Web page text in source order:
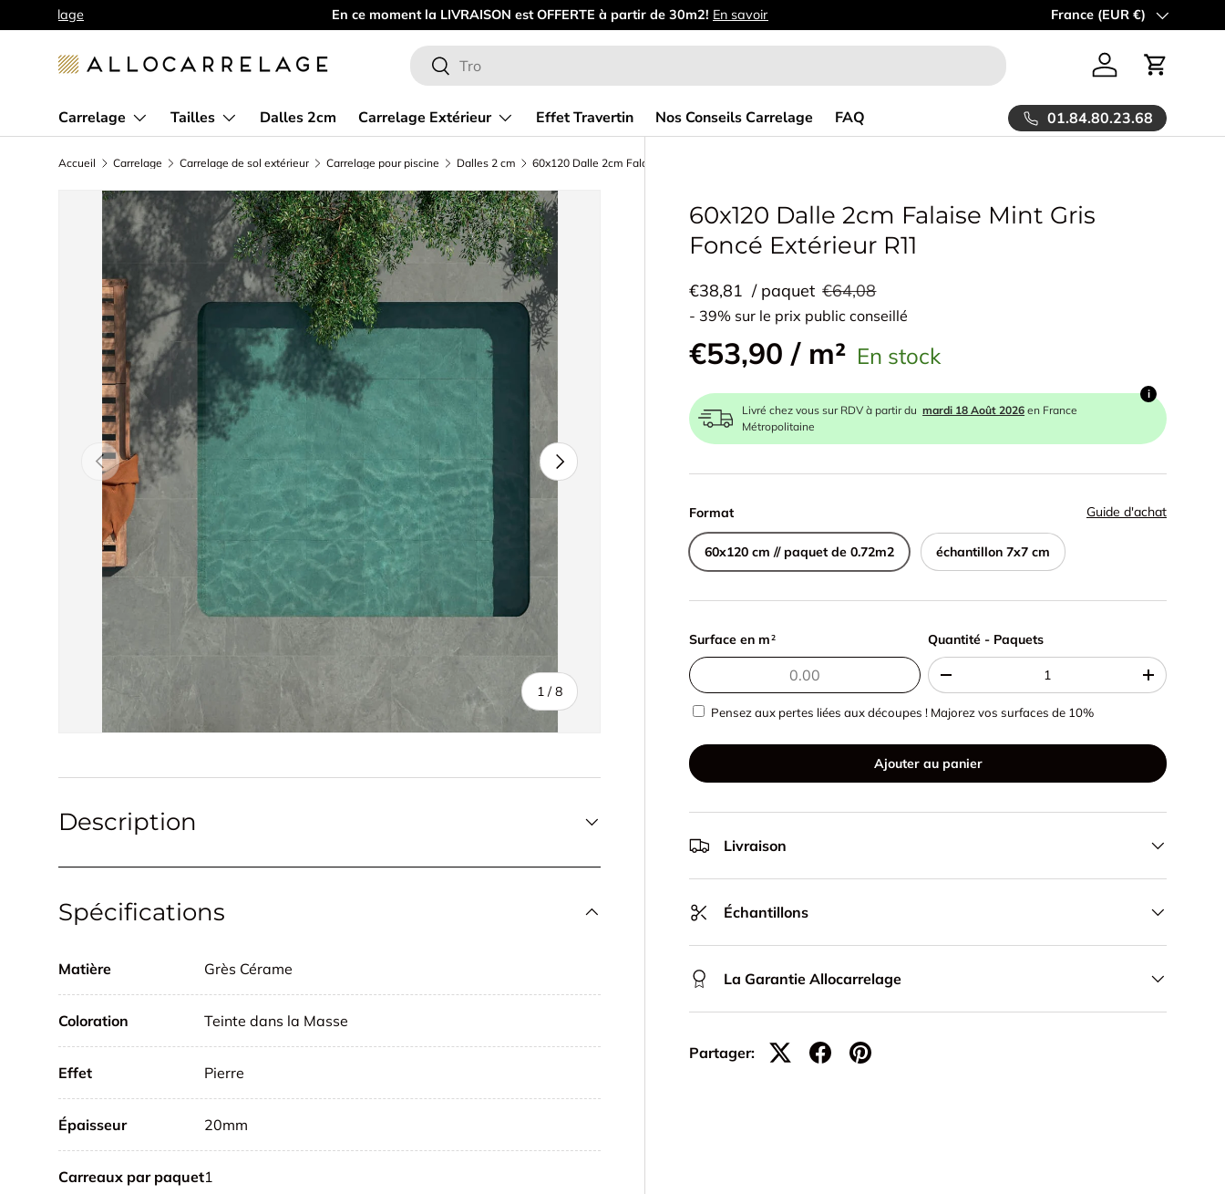
Aller au contenu
E-commerce Français 🇫🇷 Spécialiste de la vente en ligne de
Pays
France (EUR €)
Recherche
Rechercher
Se connecter
Panier
Carrelage Tailles Dalles 2cm Carrelage Extérieur Effet Travertin Nos Conseils Carrelage FAQ 01.84.80.23.68
Accueil Carrelage Carrelage de sol extérieur Carrelage pour piscine Dalles 2 cm
Précédent
1 /de
8
Suivant
60x120 Dalle 2cm Falaise Mint Gris
Foncé Extérieur R11
€38,81 / paquet €64,08
- 39% sur le prix public conseillé
€53,90 / m² En stock
Livré chez vous sur RDV à partir dumardi 18 Août 2026 en France
Métropolitaine
i
Format Guide d'achat
60x120 cm // paquet de 0.72m2 échantillon 7x7 cm
Surface en m 2 Quantité - Paquets
Quantité - Paquets
+
Pensez aux pertes liées aux découpes ! Majorez vos surfaces de 10%
Ajouter au panier
Livraison
Échantillons
La Garantie Allocarrelage
Partager:
Description
Spécifications
Matière Grès Cérame
Coloration Teinte dans la Masse
Effet Pierre
Épaisseur 20mm
Carreaux par paquet1